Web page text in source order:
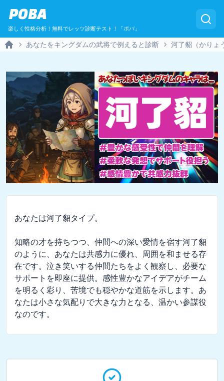
POBA
楽しく性格分析！無料でレッツ診断テスト！「ポバ」
あなたをキングダムの武将で例えると診断 河了貂（かりょ
あなたは河了貂タイプ。
知略の才を持ちつつ、仲間への深い愛情を宿す河了貂
のように、あなたは共感力に優れ、周囲を和ませる存
在です。泣き笑いする仲間たちをよく観察し、必要な
サポートを即座に提供。感性豊かなアイデアがチーム
を明るく彩り、苦境でも穏やかな道筋を示します。あ
なたは小さな気配りで大きな力となる、温かい参謀役
なのです。